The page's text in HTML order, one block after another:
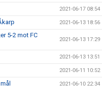
2021-06-17 08:54
2021-06-13 18:56
5-2 mot FC
2021-06-13 17:29
2021-06-13 13:51
2021-06-11 10:52
2021-06-10 22:34